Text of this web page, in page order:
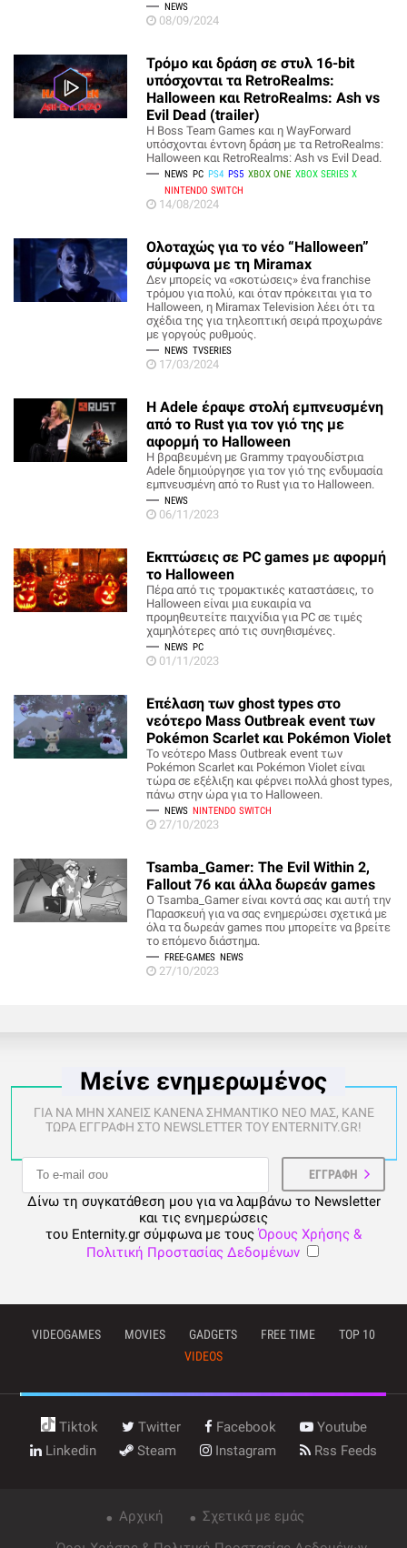
NEWS
08/09/2024
Τρόμο και δράση σε στυλ 16-bit
υπόσχονται τα RetroRealms:
Halloween και RetroRealms: Ash vs
Evil Dead (trailer)
Η Boss Team Games και η WayForward
υπόσχονται έντονη δράση με τα RetroRealms:
Halloween και RetroRealms: Ash vs Evil Dead.
NEWS PC PS4 PS5 XBOX ONE XBOX SERIES X
NINTENDO SWITCH
14/08/2024
Ολοταχώς για το νέο “Halloween”
σύμφωνα με τη Miramax
Δεν μπορείς να «σκοτώσεις» ένα franchise
τρόμου για πολύ, και όταν πρόκειται για το
Halloween, η Miramax Television λέει ότι τα
σχέδια της για τηλεοπτική σειρά προχωράνε
με γοργούς ρυθμούς.
NEWS TVSERIES
17/03/2024
H Adele έραψε στολή εμπνευσμένη
από το Rust για τον γιό της με
αφορμή το Halloween
Η βραβευμένη με Grammy τραγουδίστρια
Adele δημιούργησε για τον γιό της ενδυμασία
εμπνευσμένη από το Rust για το Halloween.
NEWS
06/11/2023
Εκπτώσεις σε PC games με αφορμή
το Halloween
Πέρα από τις τρομακτικές καταστάσεις, το
Halloween είναι μια ευκαιρία να
προμηθευτείτε παιχνίδια για PC σε τιμές
χαμηλότερες από τις συνηθισμένες.
NEWS PC
01/11/2023
Επέλαση των ghost types στο
νεότερο Mass Outbreak event των
Pokémon Scarlet και Pokémon Violet
Το νεότερο Mass Outbreak event των
Pokémon Scarlet και Pokémon Violet είναι
τώρα σε εξέλιξη και φέρνει πολλά ghost types,
πάνω στην ώρα για το Halloween.
NEWS NINTENDO SWITCH
27/10/2023
Tsamba_Gamer: The Evil Within 2,
Fallout 76 και άλλα δωρεάν games
O Tsamba_Gamer είναι κοντά σας και αυτή την
Παρασκευή για να σας ενημερώσει σχετικά με
όλα τα δωρεάν games που μπορείτε να βρείτε
το επόμενο διάστημα.
FREE-GAMES NEWS
27/10/2023
Μείνε ενημερωμένος
ΓΙΑ ΝΑ ΜΗΝ ΧΑΝΕΙΣ ΚΑΝΕΝΑ ΣΗΜΑΝΤΙΚΟ ΝΕΟ ΜΑΣ, ΚΑΝΕ
ΤΩΡΑ ΕΓΓΡΑΦΗ ΣΤΟ NEWSLETTER ΤΟΥ ENTERNITY.GR!
Δίνω τη συγκατάθεση μου για να λαμβάνω το Newsletter
και τις ενημερώσεις
του Enternity.gr σύμφωνα με τους Όρους Χρήσης &
Πολιτική Προστασίας Δεδομένων
VIDEOGAMES MOVIES GADGETS FREE TIME
TOP 10
VIDEOS
Tiktok Twitter Facebook
Youtube
Linkedin
Steam Instagram Rss Feeds
Αρχική
Σχετικά με εμάς